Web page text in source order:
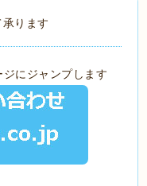
ります
にジャンプします